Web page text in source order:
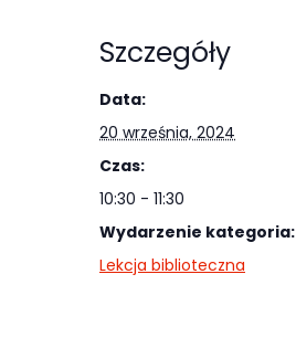
Szczegóły
Data:
20 września, 2024
Czas:
10:30 - 11:30
Wydarzenie kategoria:
Lekcja biblioteczna
poprawić
funkcjonalność
i strukturę
na podstawie
tego, jak
strona jest